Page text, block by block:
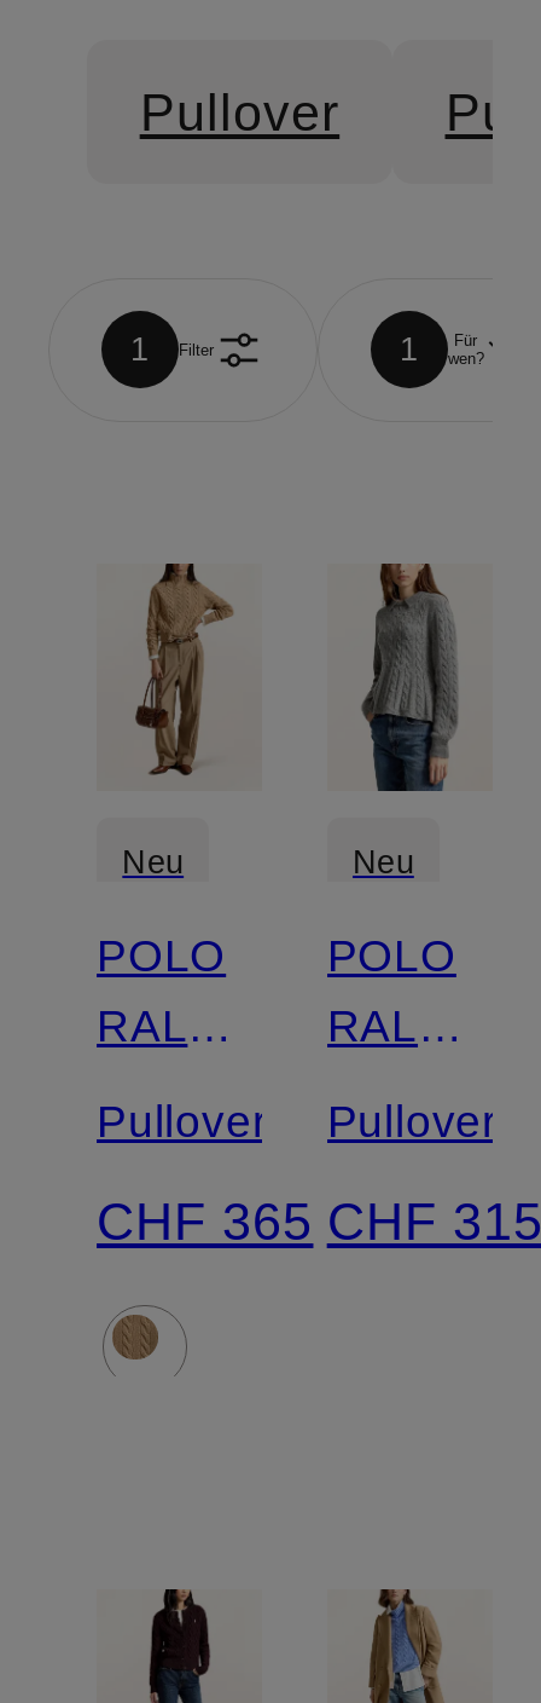
Pullover
1 Filter 1
Für
wen?
Neu
POLO
RALPH
LAUREN
Pullover
CHF 365
Neu
POLO
RALPH
LAUREN
Pullover
CHF